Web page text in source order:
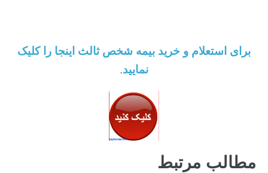
برای استعلام و خرید بیمه شخص ثالث اینجا را کلیک
نمایید.
مطالب مرتبط